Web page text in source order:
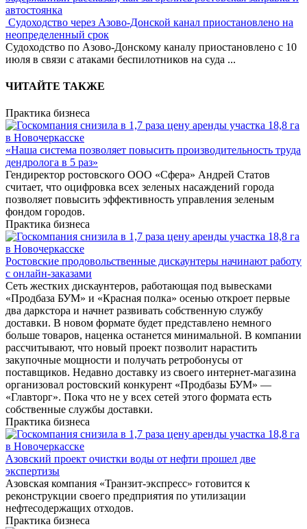
автостоянка
Судоходство через Азово-Донской канал приостановлено на
неопределенный срок
Судоходство по Азово-Донскому каналу приостановлено с 10
июля в связи с атаками беспилотников на суда ...
ЧИТАЙТЕ ТАКЖЕ
Практика бизнеса
«Наша система позволяет повысить производительность труда
дендролога в 5 раз»
Гендиректор ростовского ООО «Сфера» Андрей Статов
считает, что оцифровка всех зеленых насаждений города
позволяет повысить эффективность управления зеленым
фондом городов.
Практика бизнеса
Ростовские продовольственные дискаунтеры начинают работу
с онлайн-заказами
Сеть жестких дискаунтеров, работающая под вывесками
«Продбаза БУМ» и «Красная полка» осенью откроет первые
два даркстора и начнет развивать собственную службу
доставки. В новом формате будет представлено немного
больше товаров, наценка останется минимальной. В компании
рассчитывают, что новый проект позволит нарастить
закупочные мощности и получать ретробонусы от
поставщиков. Недавно доставку из своего интернет-магазина
организовал ростовский конкурент «Продбазы БУМ» —
«Главторг». Пока что не у всех сетей этого формата есть
собственные службы доставки.
Практика бизнеса
Азовский проект очистки воды от нефти прошел две
экспертизы
Азовская компания «Транзит-экспресс» готовится к
реконструкции своего предприятия по утилизации
нефтесодержащих отходов.
Практика бизнеса